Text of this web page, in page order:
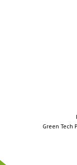
Green Tech